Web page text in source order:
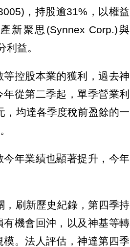
，持股逾31%，以權益
新聚思(Synnex Corp.)與
益。
控股本業的獲利，過去神
從第二季起，單季營業利
，均達各季度稅前盈餘的一
年業績也顯著提升，今年
，刷新歷史紀錄，第四季持
機會回沖，以及神基等轉
。法人評估，神達第四季